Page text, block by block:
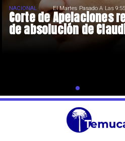
Corte de Apelaciones
de absolución de
NACIONAL El Martes Pasado A Las 9:55